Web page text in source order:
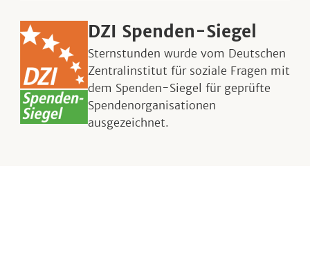
DZI Spenden-Siegel
Sternstunden wurde vom Deutschen
Zentralinstitut für soziale Fragen mit
dem Spenden-Siegel für geprüfte
Spendenorganisationen
ausgezeichnet.